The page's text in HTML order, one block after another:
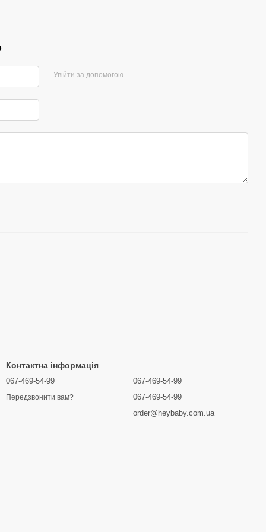
Увійти за допомогою
Контактна інформація
067-469-54-99
Передзвонити вам?
067-469-54-99
067-469-54-99
order@heybaby.com.ua